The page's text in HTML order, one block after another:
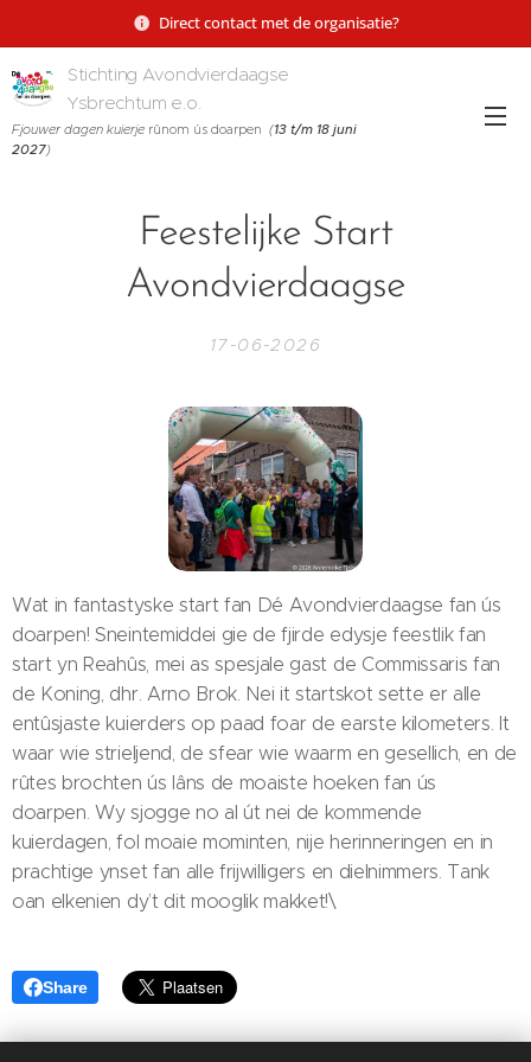
Direct contact met de organisatie?
Stichting Avondvierdaagse
Ysbrechtum e.o.
Fjouwer dagen kuierje rûnom ús doarpen (13 t/m 18 juni
2027)
Feestelijke Start
Avondvierdaagse
17-06-2026
Wat in fantastyske start fan Dé Avondvierdaagse fan ús
doarpen! Sneintemiddei gie de fjirde edysje feestlik fan
start yn Reahûs, mei as spesjale gast de Commissaris fan
de Koning, dhr. Arno Brok. Nei it startskot sette er alle
entûsjaste kuierders op paad foar de earste kilometers. It
waar wie strieljend, de sfear wie waarm en gesellich, en de
rûtes brochten ús lâns de moaiste hoeken fan ús
doarpen. Wy sjogge no al út nei de kommende
kuierdagen, fol moaie mominten, nije herinneringen en in
prachtige ynset fan alle frijwilligers en dielnimmers. Tank
oan elkenien dy’t dit mooglik makket!\
Share